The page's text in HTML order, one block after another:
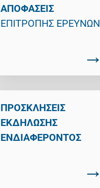
ΑΠΟΦΑΣΕΙΣ
ΕΠΙΤΡΟΠΗΣ ΕΡΕΥΝΩΝ
ΠΡΟΣΚΛΗΣΕΙΣ
ΕΚΔΗΛΩΣΗΣ
ΕΝΔΙΑΦΕΡΟΝΤΟΣ